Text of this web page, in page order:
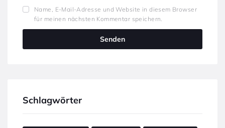
Name, E-Mail-Adresse und Website in diesem Browser
für meinen nächsten Kommentar speichern.
Schlagwörter